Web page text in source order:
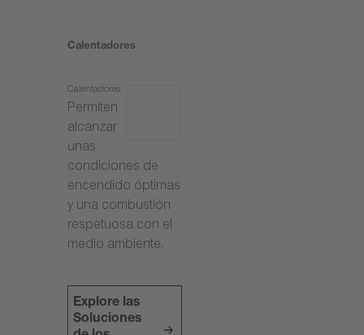
Calentadores
Calentadores
Permiten
alcanzar
unas
condiciones de
encendido óptimas
y una combustión
respetuosa con el
medio ambiente.
Explore las
Soluciones